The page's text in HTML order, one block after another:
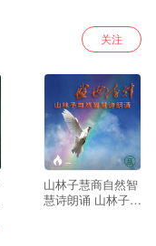
关注
--
山林子慧商自然智
慧诗朗诵 山林子先